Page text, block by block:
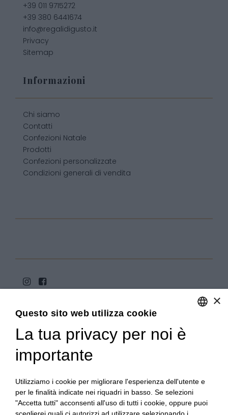
+39 011 9715272
+39 380 6441674
info@regalidigusto.it
Privacy
Sitemap
Informazioni
Chi siamo
Contatti
Confezioni Natale
Prodotti
Confezioni personalizzate
Condizioni generali di vendita
Copyright 2020© Regali Digusto è un marchio di Olio
10022 Carmagnola (TO) - PIVA 07980320019
Creato da:etinet.it
×
Questo sito web utilizza cookie
La tua privacy per noi è
importante
Utilizziamo i cookie per migliorare l'esperienza dell'utente e
per le finalità indicate nei riquadri in basso. Se selezioni
"Accetta tutti" acconsenti all'uso di tutti i cookie, oppure puoi